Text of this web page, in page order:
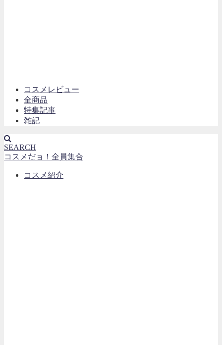
コスメレビュー
全商品
特集記事
雑記
SEARCH
コスメだョ！全員集合
コスメ紹介